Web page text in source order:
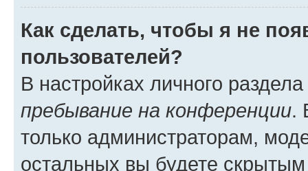
Как сделать, чтобы я не
пользователей?
В настройках личного
пребывание на конференции.
только администраторам,
остальных вы будете